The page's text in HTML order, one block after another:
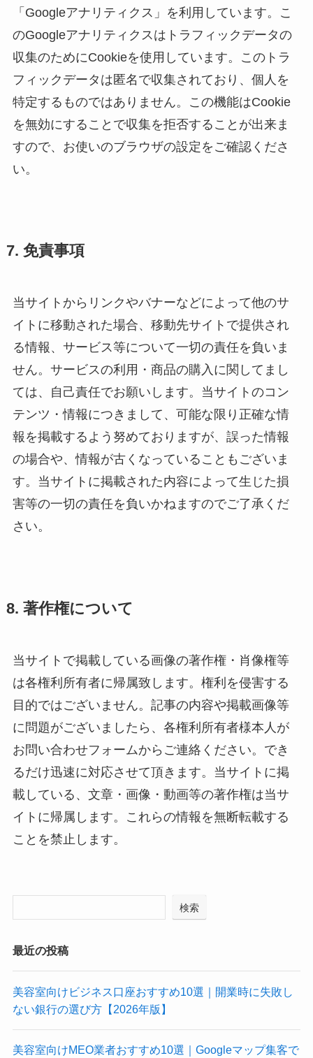
「Googleアナリティクス」を利用しています。こ
のGoogleアナリティクスはトラフィックデータの
収集のためにCookieを使用しています。このトラ
フィックデータは匿名で収集されており、個人を
特定するものではありません。この機能はCookie
を無効にすることで収集を拒否することが出来ま
すので、お使いのブラウザの設定をご確認くださ
い。
7. 免責事項
当サイトからリンクやバナーなどによって他のサ
イトに移動された場合、移動先サイトで提供され
る情報、サービス等について一切の責任を負いま
せん。サービスの利用・商品の購入に関してまし
ては、自己責任でお願いします。当サイトのコン
テンツ・情報につきまして、可能な限り正確な情
報を掲載するよう努めておりますが、誤った情報
の場合や、情報が古くなっていることもございま
す。当サイトに掲載された内容によって生じた損
害等の一切の責任を負いかねますのでご了承くだ
さい。
8. 著作権について
当サイトで掲載している画像の著作権・肖像権等
は各権利所有者に帰属致します。権利を侵害する
目的ではございません。記事の内容や掲載画像等
に問題がございましたら、各権利所有者様本人が
お問い合わせフォームからご連絡ください。でき
るだけ迅速に対応させて頂きます。当サイトに掲
載している、文章・画像・動画等の著作権は当サ
イトに帰属します。これらの情報を無断転載する
ことを禁止します。
検索
最近の投稿
美容室向けビジネス口座おすすめ10選｜開業時に失敗し
ない銀行の選び方【2026年版】
美容室向けMEO業者おすすめ10選｜Googleマップ集客で